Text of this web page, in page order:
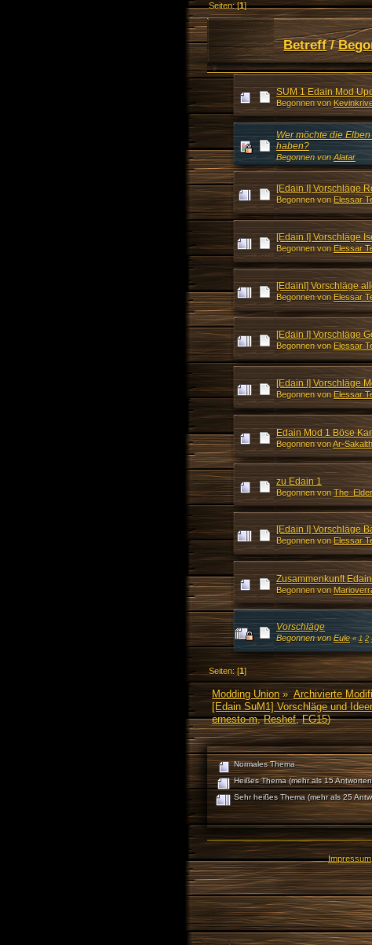
Seiten: [1]
Betreff/
SUM 1 Edain Mod
Begonnen von
Wer möchte die
haben?
Begonnen von Alatar
[Edain I] Vorschläge
Begonnen von Elessar
[Edain I] Vorschläge
Begonnen von Elessar
[EdainI] Vorschläge
Begonnen von Elessar
[Edain I] Vorschläge
Begonnen von Elessar
[Edain I] Vorschläge
Begonnen von Elessar
Edain Mod 1 Böse
Begonnen vonAr-
zu Edain 1
Begonnen von The_Elder
[Edain I] Vorschläge
Begonnen von Elessar
Zusammenkunft
Begonnen von
Vorschläge
Begonnen von Eule «1 2
Seiten: [1]
Modding Union» Archivierte
[Edain SuM1] Vorschläge und
ernesto-m,Reshef,FG15)
Normales Thema
Heißes Thema (mehr als 15
Sehr heißes Thema (mehr als 25
Impressum